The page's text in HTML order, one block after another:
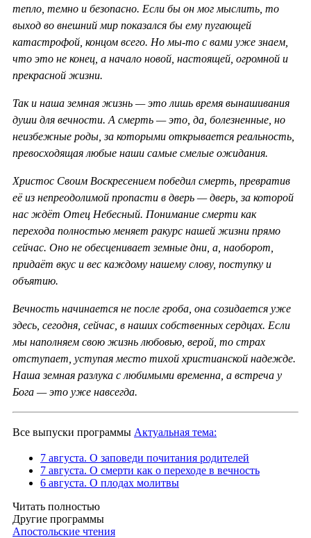
тепло, темно и безопасно. Если бы он мог мыслить, то
выход во внешний мир показался бы ему пугающей
катастрофой, концом всего. Но мы-то с вами уже знаем,
что это не конец, а начало новой, настоящей, огромной и
прекрасной жизни.
Так и наша земная жизнь — это лишь время вынашивания
души для вечности. А смерть — это, да, болезненные, но
неизбежные роды, за которыми открывается реальность,
превосходящая любые наши самые смелые ожидания.
Христос Своим Воскресением победил смерть, превратив
её из непреодолимой пропасти в дверь — дверь, за которой
нас ждёт Отец Небесный. Понимание смерти как
перехода полностью меняет ракурс нашей жизни прямо
сейчас. Оно не обесценивает земные дни, а, наоборот,
придаёт вкус и вес каждому нашему слову, поступку и
объятию.
Вечность начинается не после гроба, она созидается уже
здесь, сегодня, сейчас, в наших собственных сердцах. Если
мы наполняем свою жизнь любовью, верой, то страх
отступает, уступая место тихой христианской надежде.
Наша земная разлука с любимыми временна, а встреча у
Бога — это уже навсегда.
Все выпуски программы Актуальная тема:
7 августа. О заповеди почитания родителей
7 августа. О смерти как о переходе в вечность
6 августа. О плодах молитвы
Читать полностью
Другие программы
Апостольские чтения